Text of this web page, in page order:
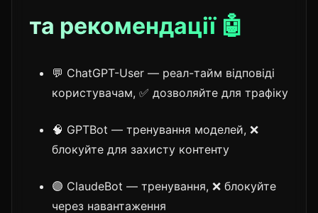
та рекомендації 🤖
💬 ChatGPT-User — реал-тайм відповіді
користувачам, ✅ дозволяйте для трафіку
🧠 GPTBot — тренування моделей, ❌
блокуйте для захисту контенту
🟣 ClaudeBot — тренування, ❌ блокуйте
через навантаження